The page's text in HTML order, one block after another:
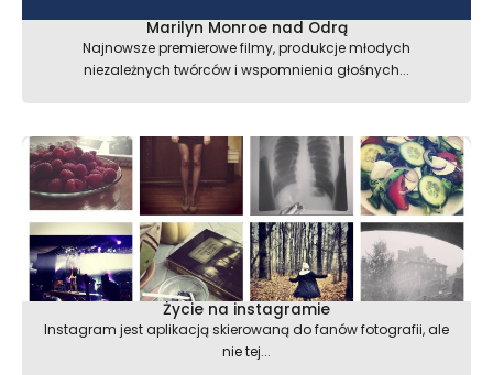
Marilyn Monroe nad Odrą
Najnowsze premierowe filmy, produkcje młodych
niezależnych twórców i wspomnienia głośnych...
Życie na instagramie
Instagram jest aplikacją skierowaną do fanów fotografii, ale
nie tej...